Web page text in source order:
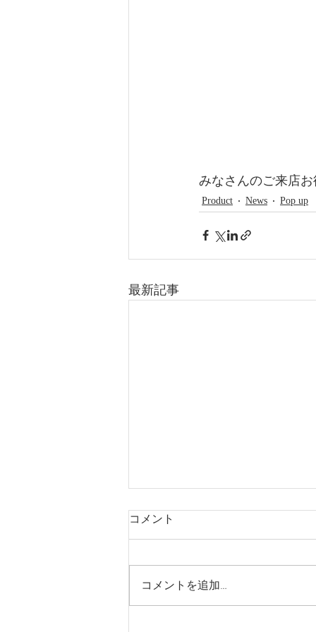
みなさんのご来店お
Product News Pop up
最新記事
コメント
コメントを追加…